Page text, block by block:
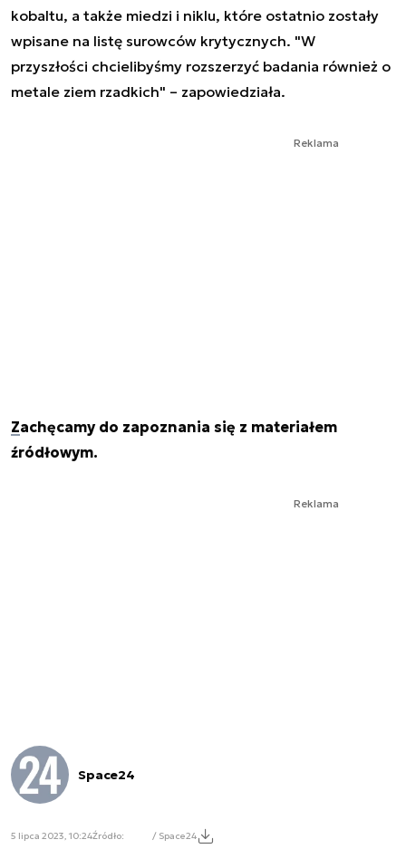
kobaltu, a także miedzi i niklu, które ostatnio zostały
wpisane na listę surowców krytycznych. "W
przyszłości chcielibyśmy rozszerzyć badania również o
metale ziem rzadkich" – zapowiedziała.
Reklama
Zachęcamy do zapoznania się z materiałem
źródłowym.
Reklama
Space24
5 lipca 2023, 10:24Źródło: / Space24